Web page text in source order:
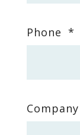
Phone *
Company